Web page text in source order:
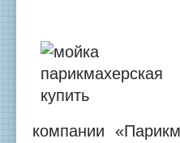
компании